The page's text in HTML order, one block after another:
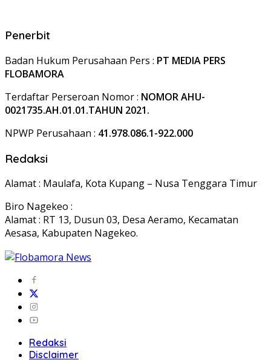
Penerbit
Badan Hukum Perusahaan Pers : PT MEDIA PERS
FLOBAMORA
Terdaftar Perseroan Nomor : NOMOR AHU-
0021735.AH.01.01.TAHUN 2021.
NPWP Perusahaan : 41.978.086.1-922.000
Redaksi
Alamat : Maulafa, Kota Kupang – Nusa Tenggara Timur
Biro Nagekeo :
Alamat : RT 13, Dusun 03, Desa Aeramo, Kecamatan
Aesasa, Kabupaten Nagekeo.
Redaksi
Disclaimer